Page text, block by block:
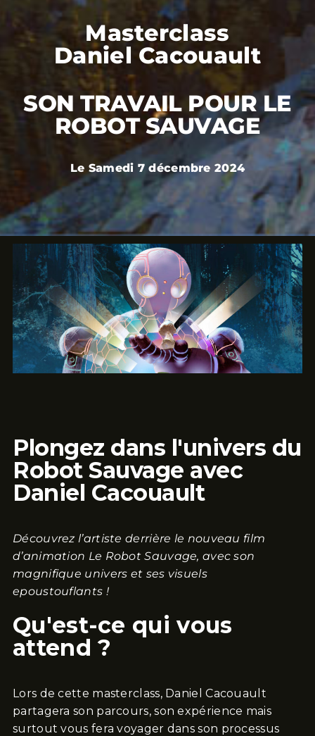
Masterclass
Daniel Cacouault
SON TRAVAIL POUR LE
ROBOT SAUVAGE
Le Samedi 7 décembre 2024
Plongez dans l'univers du
Robot Sauvage avec
Daniel Cacouault
Découvrez l’artiste derrière le nouveau film
d’animation Le Robot Sauvage, avec son
magnifique univers et ses visuels
epoustouflants !
Qu'est-ce qui vous
attend ?
Lors de cette masterclass, Daniel Cacouault
partagera son parcours, son expérience mais
surtout vous fera voyager dans son processus